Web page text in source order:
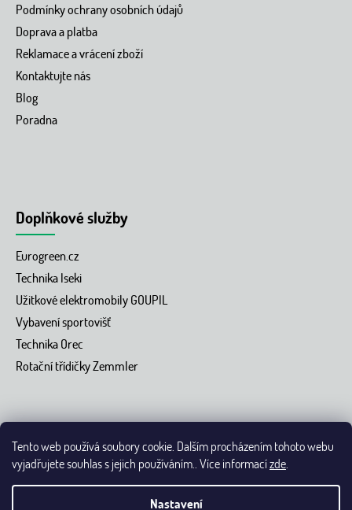
Tento web používá soubory cookie. Dalším procházením tohoto webu
vyjadřujete souhlas s jejich používáním.. Více informacízde
Nastavení
Podmínky ochrany osobních údajů
Doprava a platba
Reklamace a vrácení zboží
Kontaktujte nás
Blog
Poradna
Doplňkové služby
Eurogreen.cz
Technika Iseki
Užitkové elektromobily GOUPIL
Vybavení sportovišť
Technika Orec
Rotační třídičky Zemmler
Vytvořil Shoptet